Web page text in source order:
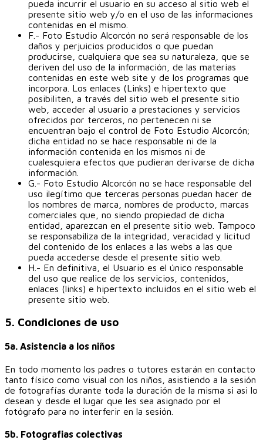
pueda incurrir el usuario en su acceso al sitio web el
presente sitio web y/o en el uso de las informaciones
contenidas en el mismo.
F.- Foto Estudio Alcorcón no será responsable de los
daños y perjuicios producidos o que puedan
producirse, cualquiera que sea su naturaleza, que se
deriven del uso de la información, de las materias
contenidas en este web site y de los programas que
incorpora. Los enlaces (Links) e hipertexto que
posibiliten, a través del sitio web el presente sitio
web, acceder al usuario a prestaciones y servicios
ofrecidos por terceros, no pertenecen ni se
encuentran bajo el control de Foto Estudio Alcorcón;
dicha entidad no se hace responsable ni de la
información contenida en los mismos ni de
cualesquiera efectos que pudieran derivarse de dicha
información.
G.- Foto Estudio Alcorcón no se hace responsable del
uso ilegítimo que terceras personas puedan hacer de
los nombres de marca, nombres de producto, marcas
comerciales que, no siendo propiedad de dicha
entidad, aparezcan en el presente sitio web. Tampoco
se responsabiliza de la integridad, veracidad y licitud
del contenido de los enlaces a las webs a las que
pueda accederse desde el presente sitio web.
H.- En definitiva, el Usuario es el único responsable
del uso que realice de los servicios, contenidos,
enlaces (links) e hipertexto incluidos en el sitio web el
presente sitio web.
5. Condiciones de uso
5a. Asistencia a los niños
En todo momento los padres o tutores estarán en contacto
tanto físico como visual con los niños, asistiendo a la sesión
de fotografías durante toda la duración de la misma si asi lo
desean y desde el lugar que les sea asignado por el
fotógrafo para no interferir en la sesión.
5b. Fotografias colectivas